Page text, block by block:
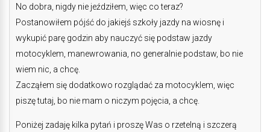
No dobra, nigdy nie jeździłem, więc co teraz?
Postanowiłem pójść do jakiejś szkoły jazdy na wiosnę i
wykupić parę godzin aby nauczyć się podstaw jazdy
motocyklem, manewrowania, no generalnie podstaw, bo nie
wiem nic, a chcę.
Zacząłem się dodatkowo rozglądać za motocyklem, więc
piszę tutaj, bo nie mam o niczym pojęcia, a chcę.
Poniżej zadaję kilka pytań i proszę Was o rzetelną i szczerą